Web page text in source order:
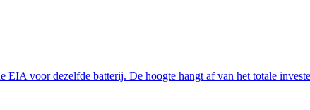
voor dezelfde batterij. De hoogte hangt af van het totale